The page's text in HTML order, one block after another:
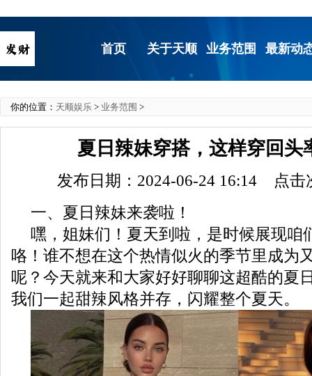
首页 关于天顺 业务范围 最新动
你的位置： 天顺娱乐 > 业务范围 >
夏日辣妹穿搭，这样穿回头
发布日期：2024-06-24 16:14 点击
一、夏日辣妹来袭啦！
嘿，姐妹们！夏天到啦，是时候展现咱
咯！谁不想在这个热情似火的季节里成为
呢？今天就来和大家好好聊聊这超酷的夏
我们一起甜辣风格并存，闪耀整个夏天。